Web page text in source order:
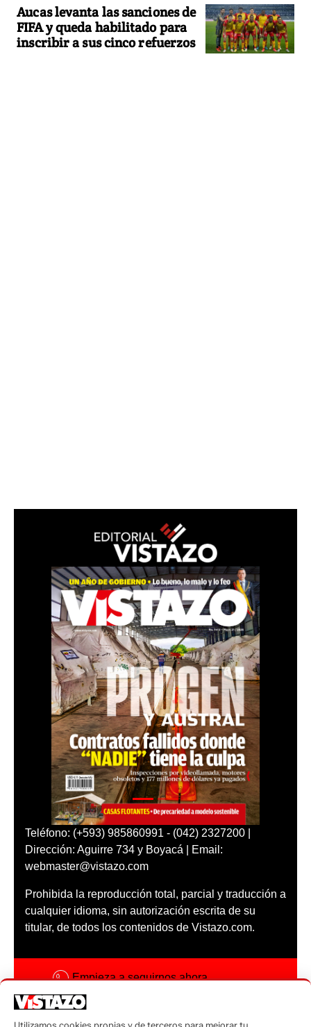
Aucas levanta las sanciones de
FIFA y queda habilitado para
inscribir a sus cinco refuerzos
Teléfono: (+593) 985860991 - (042) 2327200 |
Dirección: Aguirre 734 y Boyacá | Email:
webmaster@vistazo.com
Prohibida la reproducción total, parcial y traducción a
cualquier idioma, sin autorización escrita de su
titular, de todos los contenidos de Vistazo.com.
Empieza a seguirnos ahora